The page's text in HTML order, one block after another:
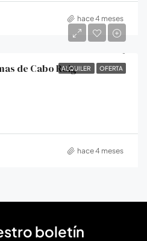
hace 4 meses
ALQUILER OFERTA
de Cabo Roig –
hace 4 meses
boletín